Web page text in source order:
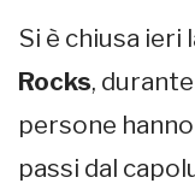
Si è chiusa ieri
Rocks,
persone
passi dal